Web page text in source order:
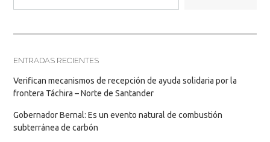
ENTRADAS RECIENTES
Verifican mecanismos de recepción de ayuda solidaria por la
frontera Táchira – Norte de Santander
Gobernador Bernal: Es un evento natural de combustión
subterránea de carbón